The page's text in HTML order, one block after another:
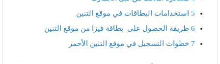
5 استخدامات البطاقات في موقع التنين
6 طريقة الحصول على بطاقة فيزا من موقع التنين
7 خطوات التسجيل في موقع التنين الأحمر